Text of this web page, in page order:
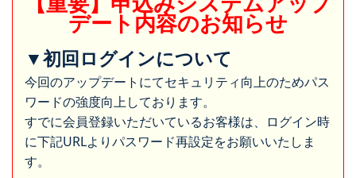
デート内容のお知らせ
▼初回ログインについて
今回のアップデートにてセキュリティ向上のためパス
ワードの強度向上しております。
すでに会員登録いただいているお客様は、ログイン時
に下記URLよりパスワード再設定をお願いいたしま
す。